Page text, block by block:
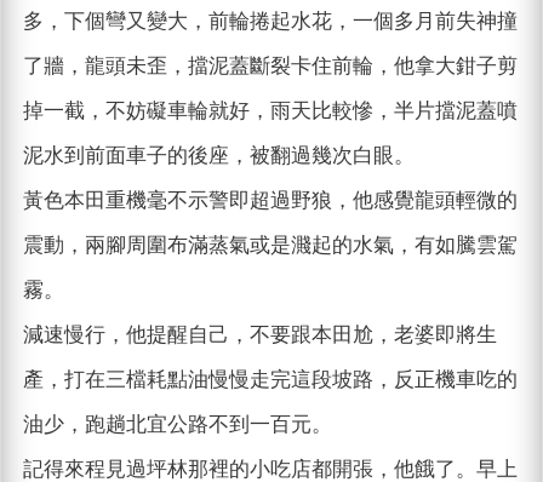
多，下個彎又變大，前輪捲起水花，一個多月前失神撞
了牆，龍頭未歪，擋泥蓋斷裂卡住前輪，他拿大鉗子剪
掉一截，不妨礙車輪就好，雨天比較慘，半片擋泥蓋噴
泥水到前面車子的後座，被翻過幾次白眼。
黃色本田重機毫不示警即超過野狼，他感覺龍頭輕微的
震動，兩腳周圍布滿蒸氣或是濺起的水氣，有如騰雲駕
霧。
減速慢行，他提醒自己，不要跟本田尬，老婆即將生
產，打在三檔耗點油慢慢走完這段坡路，反正機車吃的
油少，跑趟北宜公路不到一百元。
記得來程見過坪林那裡的小吃店都開張，他餓了。早上